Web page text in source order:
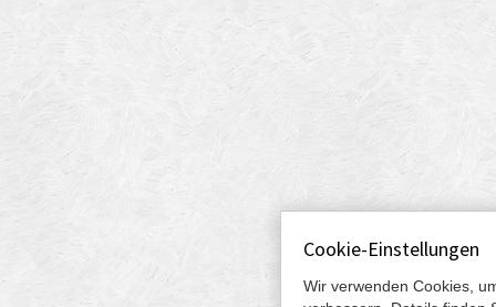
Cookie-Einstellungen
Wir verwenden Cookies,